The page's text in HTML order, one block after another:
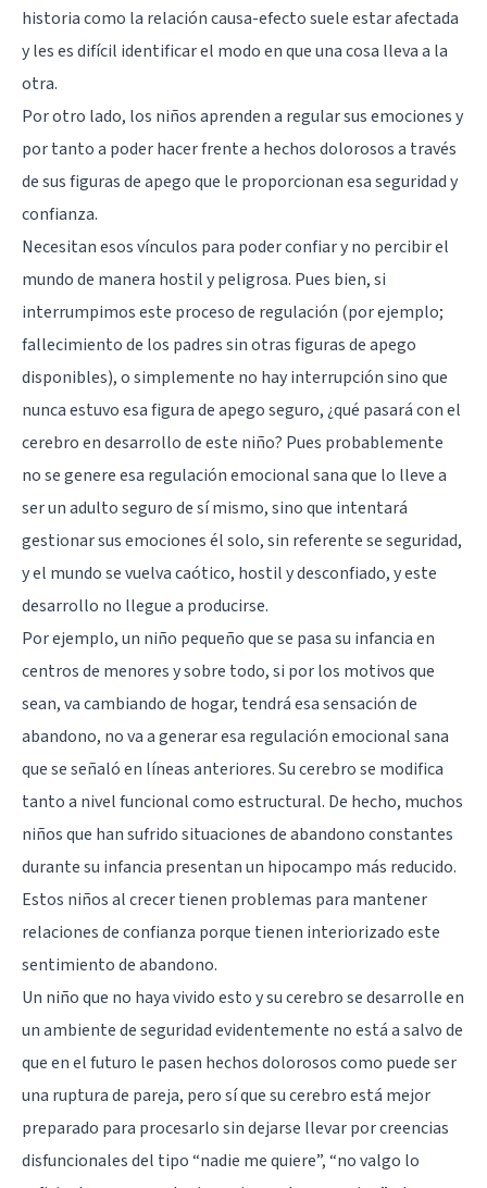
historia como la relación causa-efecto suele estar afectada
y les es difícil identificar el modo en que una cosa lleva a la
otra.
Por otro lado, los niños aprenden a regular sus emociones y
por tanto a poder hacer frente a hechos dolorosos a través
de sus figuras de apego que le proporcionan esa seguridad y
confianza.
Necesitan esos vínculos para poder confiar y no percibir el
mundo de manera hostil y peligrosa. Pues bien, si
interrumpimos este proceso de regulación (por ejemplo;
fallecimiento de los padres sin otras figuras de apego
disponibles), o simplemente no hay interrupción sino que
nunca estuvo esa figura de apego seguro, ¿qué pasará con el
cerebro en desarrollo de este niño? Pues probablemente
no se genere esa regulación emocional sana que lo lleve a
ser un adulto seguro de sí mismo, sino que intentará
gestionar sus emociones él solo, sin referente se seguridad,
y el mundo se vuelva caótico, hostil y desconfiado, y este
desarrollo no llegue a producirse.
Por ejemplo, un niño pequeño que se pasa su infancia en
centros de menores y sobre todo, si por los motivos que
sean, va cambiando de hogar, tendrá esa sensación de
abandono, no va a generar esa regulación emocional sana
que se señaló en líneas anteriores. Su cerebro se modifica
tanto a nivel funcional como estructural. De hecho, muchos
niños que han sufrido situaciones de abandono constantes
durante su infancia presentan un hipocampo más reducido.
Estos niños al crecer tienen problemas para mantener
relaciones de confianza porque tienen interiorizado este
sentimiento de abandono.
Un niño que no haya vivido esto y su cerebro se desarrolle en
un ambiente de seguridad evidentemente no está a salvo de
que en el futuro le pasen hechos dolorosos como puede ser
una ruptura de pareja, pero sí que su cerebro está mejor
preparado para procesarlo sin dejarse llevar por creencias
disfuncionales del tipo “nadie me quiere”, “no valgo lo